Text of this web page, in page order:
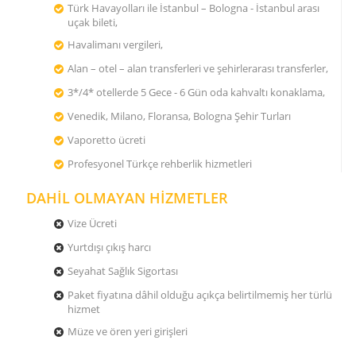
Türk Havayolları ile İstanbul – Bologna - İstanbul arası
uçak bileti,
Havalimanı vergileri,
Alan – otel – alan transferleri ve şehirlerarası transferler,
3*/4* otellerde 5 Gece - 6 Gün oda kahvaltı konaklama,
Venedik, Milano, Floransa, Bologna Şehir Turları
Vaporetto ücreti
Profesyonel Türkçe rehberlik hizmetleri
DAHİL OLMAYAN HİZMETLER
Vize Ücreti
Yurtdışı çıkış harcı
Seyahat Sağlık Sigortası
Paket fiyatına dâhil olduğu açıkça belirtilmemiş her türlü
hizmet
Müze ve ören yeri girişleri